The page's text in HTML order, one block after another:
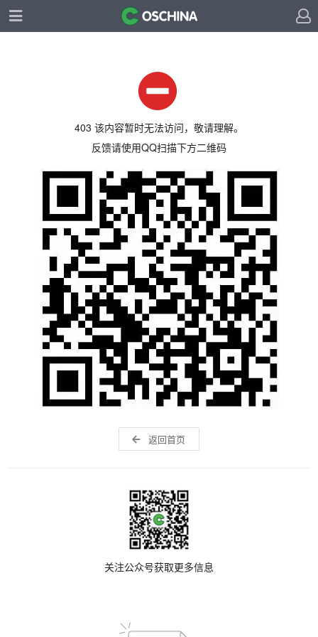
403 该内容暂时无法访问，敬请理解。
反馈请使用QQ扫描下方二维码
返回首页
关注公众号获取更多信息